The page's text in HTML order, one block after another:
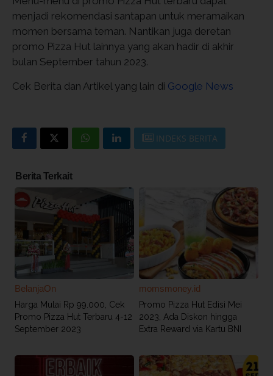
menjadi rekomendasi santapan untuk meramaikan
momen bersama teman. Nantikan juga deretan
promo Pizza Hut lainnya yang akan hadir di akhir
bulan September tahun 2023.
Cek Berita dan Artikel yang lain di Google News
INDEKS BERITA
Berita Terkait
BelanjaOn
Harga Mulai Rp 99.000, Cek
Promo Pizza Hut Terbaru 4-12
September 2023
momsmoney.id
Promo Pizza Hut Edisi Mei
2023, Ada Diskon hingga
Extra Reward via Kartu BNI